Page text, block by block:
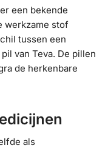
een bekende
werkzame stof
tussen een
van Teva. De pillen
de herkenbare
als